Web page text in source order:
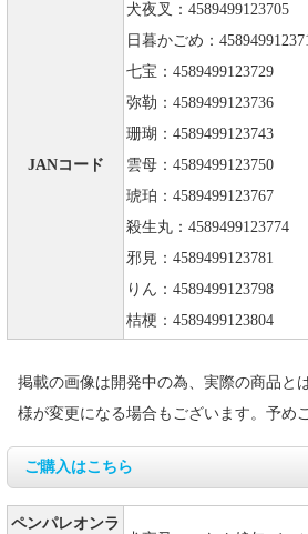
JANコード
犬夜叉：4589499123705
日暮かごめ：
七宝：4589499123729
弥勒：4589499123736
珊瑚：4589499123743
雲母：4589499123750
琥珀：4589499123767
殺生丸：4589499123774
邪見：4589499123781
りん：4589499123798
桔梗：4589499123804
掲載の画像は開発中の為、実際の商品と
様が変更になる場合もございます。予め
ご購入はこちら
ペンパレオンラ